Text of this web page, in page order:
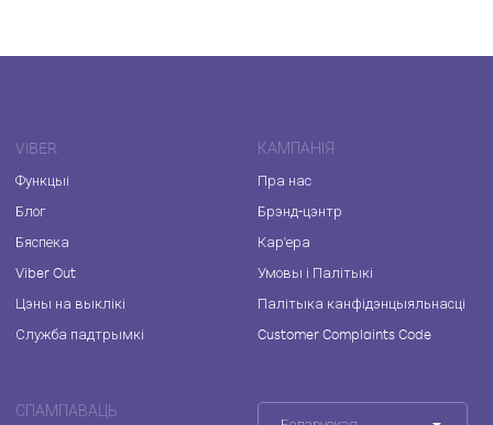
VIBER
Функцыі
Блог
Бяспека
Viber Out
Цэны на выклікі
Служба падтрымкі
КАМПАНІЯ
Пра нас
Брэнд-цэнтр
Кар'ера
Умовы і Палітыкі
Палітыка канфідэнцыяльнасці
Customer Complaints Code
СПАМПАВАЦЬ